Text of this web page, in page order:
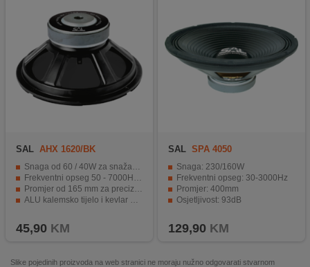
SAL AHX 1620/BK
Snaga od 60 / 40W za snažan zvuk.
Frekventni opseg 50 - 7000Hz za širok raspon zvuka.
Promjer od 165 mm za preciznu reprodukciju basova.
ALU kalemsko tijelo i kevlar membrana za izdržljivost.
45,90 KM
SAL SPA 4050
Snaga: 230/160W
Frekventni opseg: 30-3000Hz
Promjer: 400mm
Osjetljivost: 93dB
129,90 KM
Slike pojedinih proizvoda na web stranici ne moraju nužno odgovarati stvarnom